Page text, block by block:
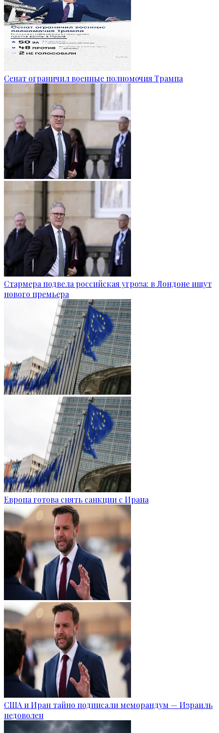
Сенат ограничил военные полномочия Трампа
Стармера подвела российская угроза: в Лондоне ищут
нового премьера
Европа готова снять санкции с Ирана
США и Иран тайно подписали меморандум — Израиль
недоволен